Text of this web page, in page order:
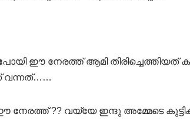
ഈ നേരത്ത് ആമി തിരിച്ചെത്തിയത്
വന്നത്……
ഈ നേരത്ത് ?? വയ്യേ ഇന്ദു അമ്മേടെ